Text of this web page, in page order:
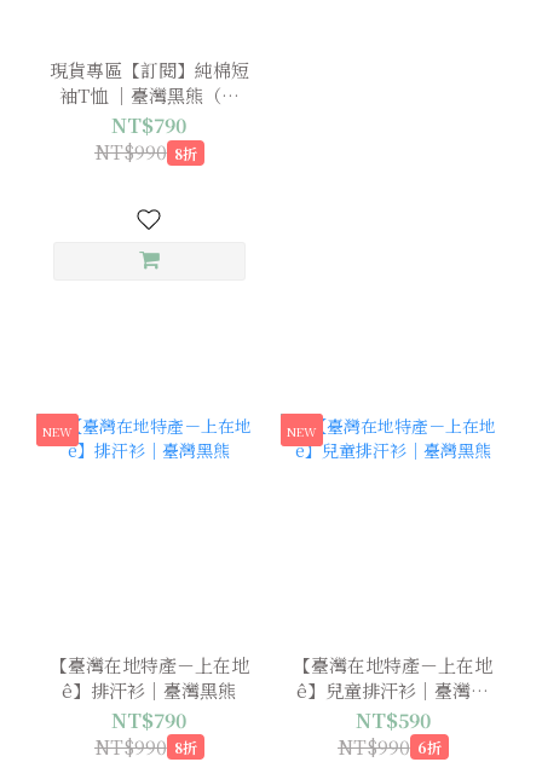
現貨專區【訂閱】純棉短
袖T恤 ｜臺灣黑熊（小
熊）
NT$790
NT$990 8折
NEW
【臺灣在地特產－上在地
ê】排汗衫｜臺灣黑熊
NT$790
NT$990 8折
NEW
【臺灣在地特產－上在地
ê】兒童排汗衫｜臺灣黑
熊
NT$590
NT$990 6折